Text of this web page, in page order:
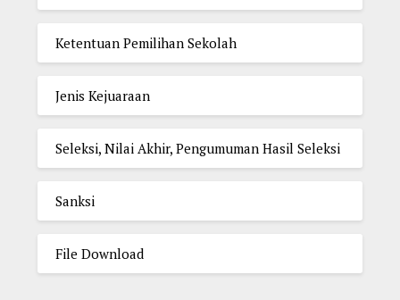
Ketentuan Pemilihan Sekolah
Jenis Kejuaraan
Seleksi, Nilai Akhir, Pengumuman Hasil Seleksi
Sanksi
File Download